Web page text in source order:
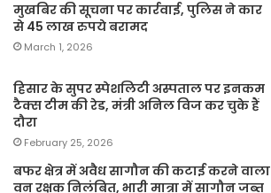
मुखबिर की सूचना पर कार्रवाई, पुलिस ने कार
से 45 लाख रुपये बरामद
March 1, 2026
हिसार के सुपर स्पेशलिटी अस्पताल पर इनकम
टैक्स टीम की रेड, मंत्री अनिल विज कर चुके हैं
दौरा
February 25, 2026
बफर क्षेत्र में अवैध सागौन की कटाई करने वाला
वन रक्षक निलंबित, भारी मात्रा में सागौन जब्त